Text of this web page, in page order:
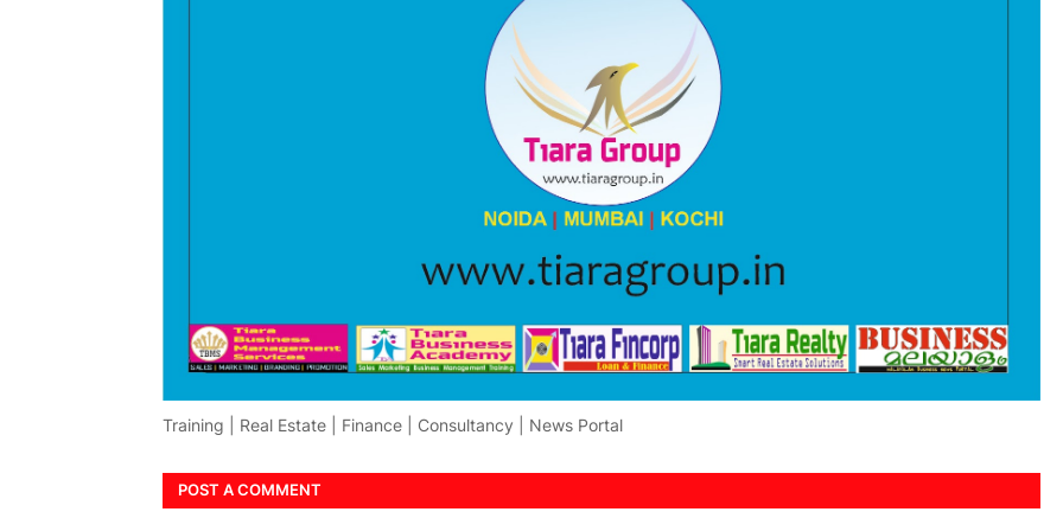
Training | Real Estate | Finance | Consultancy | News Portal
POST A COMMENT